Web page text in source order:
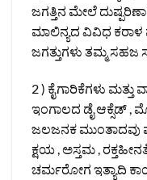
ಜಗತ್ತಿನ ಮೇಲೆ
ಮಾಲಿನ್ಯದ ವಿವಿಧ ಕರಾಳ
ಜಗತ್ತುಗಳು ತಮ್ಮ ಸಹಜ
2 ) ಕೈಗಾರಿಕೆಗಳು
ಇಂಗಾಲದ ಡೈ ಆಕ್ಸೆಡ್ ,
ಜಲಜನಕ ಮುಂತಾದವು
ಕ್ಷಯ , ಅಸ್ತಮ ,
ಚರ್ಮರೋಗ ಇತ್ಯಾದಿ